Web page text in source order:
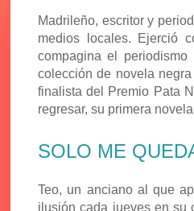
Madrileño, escritor y
medios locales. Ejerció
compagina el
colección de novela
finalista del Premio Pata
regresar, su primera
SOLO ME
Teo, un anciano al que
ilusión cada jueves en su